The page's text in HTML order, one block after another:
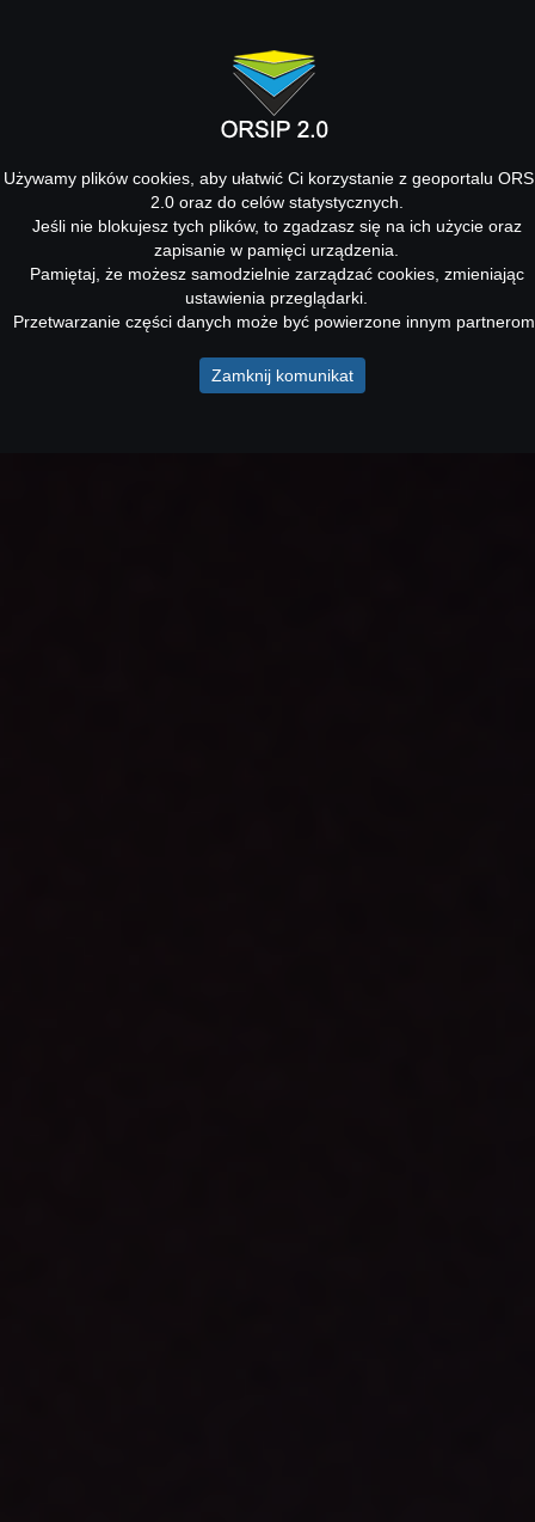
Używamy plików cookies, aby ułatwić Ci korzystanie z geoportalu
2.0 oraz do celów statystycznych.
Jeśli nie blokujesz tych plików, to zgadzasz się na ich użycie oraz
zapisanie w pamięci urządzenia.
Pamiętaj, że możesz samodzielnie zarządzać cookies, zmieniając
ustawienia przeglądarki.
Przetwarzanie części danych może być powierzone innym
Zamknij komunikat